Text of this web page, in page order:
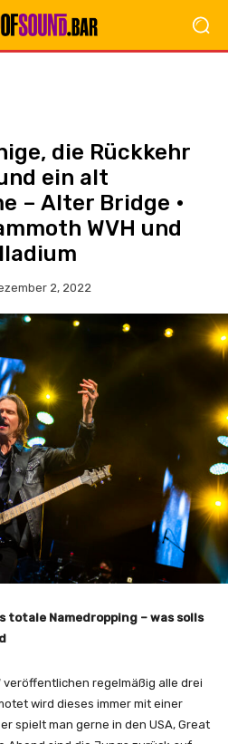
die Rückkehr
ein alt
– Alter Bridge •
WVH und
2, 2022
totale Namedropping – was solls
veröffentlichen regelmäßig alle drei
wird dieses immer mit einer
spielt man gerne in den USA, Great